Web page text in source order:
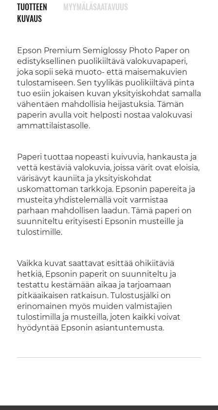
TUOTTEEN
KUVAUS
Epson Premium Semiglossy Photo Paper on
edistyksellinen puolikiiltävä valokuvapaperi,
joka sopii sekä muoto- että maisemakuvien
tulostamiseen. Sen tyylikäs puolikiiltävä pinta
tuo esiin jokaisen kuvan yksityiskohdat samalla
vähentäen mahdollisia heijastuksia. Tämän
paperin avulla voit helposti nostaa valokuvasi
ammattilaistasolle.
Paperi tuottaa nopeasti kuivuvia, hankausta ja
vettä kestäviä valokuvia, joissa värit ovat eloisia,
värisävyt kauniita ja yksityiskohdat
uskomattoman tarkkoja. Epsonin papereita ja
musteita yhdistelemällä voit varmistaa
parhaan mahdollisen laadun. Tämä paperi on
suunniteltu erityisesti Epsonin musteille ja
tulostimille.
Vaikka kuvat saattavat esittää ohikiitäviä
hetkiä, Epsonin paperit on suunniteltu ja
testattu kestämään aikaa ja tarjoamaan
pitkäaikaisen ratkaisun. Tulostusjälki on
erinomainen myös muiden valmistajien
tulostimilla ja musteilla, joten kaikki voivat
hyödyntää Epsonin asiantuntemusta.
MYYMÄLÄSAATAVUUS